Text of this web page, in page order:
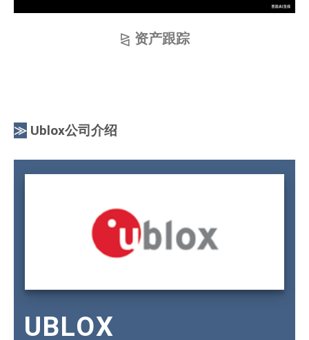
⧎ 资产跟踪
≫ Ublox公司介绍
UBLOX